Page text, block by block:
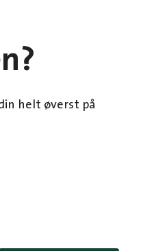
helt øverst på